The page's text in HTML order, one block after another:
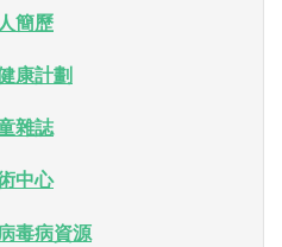
簡歷
康計劃
雜誌
中心
毒病資源